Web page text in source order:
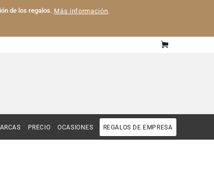
de los regalos. Más información.
PRECIO OCASIONES REGALOS DE EMPRESA